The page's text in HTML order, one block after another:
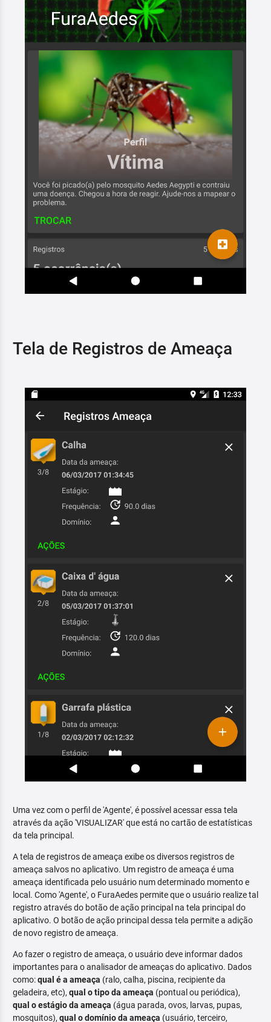
Tela de Registros de Ameaça
Uma vez com o perfil de 'Agente', é possível acessar essa tela
através da ação 'VISUALIZAR' que está no cartão de estatísticas
da tela principal.
A tela de registros de ameaça exibe os diversos registros de
ameaça salvos no aplicativo. Um registro de ameaça é uma
ameaça identificada pelo usuário num determinado momento e
local. Como 'Agente', o FuraAedes permite que o usuário realize tal
registro através do botão de ação principal na tela principal do
aplicativo. O botão de ação principal dessa tela permite a adição
de novo registro de ameaça.
Ao fazer o registro de ameaça, o usuário deve informar dados
importantes para o analisador de ameaças do aplicativo. Dados
como:qual é a ameaça (ralo, calha, piscina, recipiente da
geladeira, etc), qual o tipo da ameaça (pontual ou periódica),
qual o estágio da ameaça (água parada, ovos, larvas, pupas,
mosquitos), qual o domínio da ameaça (usuário, terceiro,